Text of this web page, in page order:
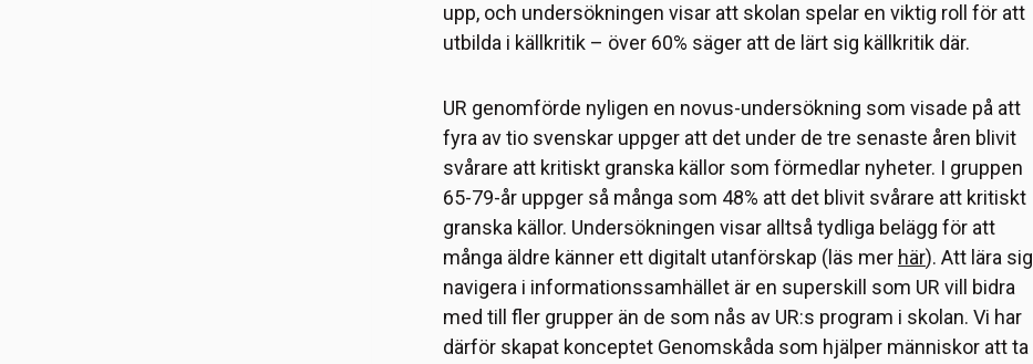
upp, och undersökningen visar att skolan spelar en viktig roll för att
utbilda i källkritik – över 60% säger att de lärt sig källkritik där.
UR genomförde nyligen en novus-undersökning som visade på att
fyra av tio svenskar uppger att det under de tre senaste åren blivit
svårare att kritiskt granska källor som förmedlar nyheter. I gruppen
65-79-år uppger så många som 48% att det blivit svårare att kritiskt
granska källor. Undersökningen visar alltså tydliga belägg för att
många äldre känner ett digitalt utanförskap (läs mer här). Att lära sig
navigera i informationssamhället är en superskill som UR vill bidra
med till fler grupper än de som nås av UR:s program i skolan. Vi har
därför skapat konceptet Genomskåda som hjälper människor att ta